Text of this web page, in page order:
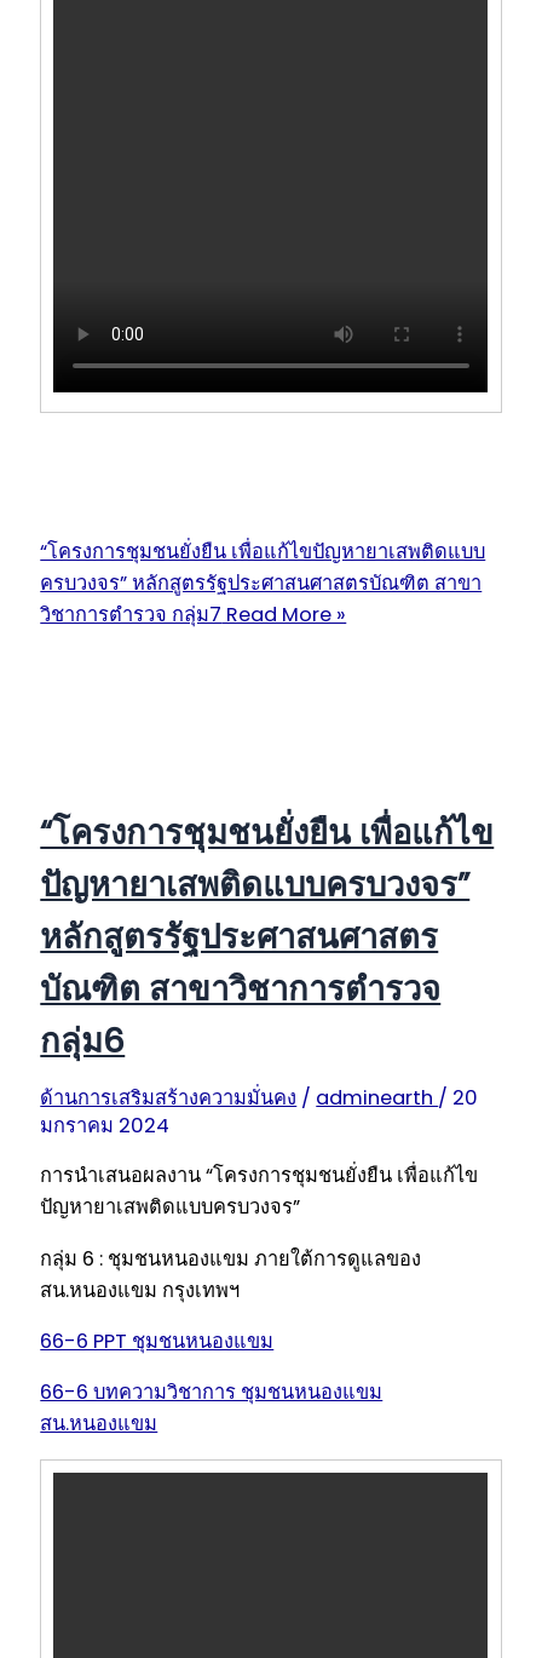
“โครงการชุมชนยั่งยืน เพื่อแก้ไขปัญหายาเสพติดแบบ
ครบวงจร” หลักสูตรรัฐประศาสนศาสตรบัณฑิต สาขา
วิชาการตำรวจ กลุ่ม7 Read More »
“โครงการชุมชนยั่งยืน เพื่อแก้ไข
ปัญหายาเสพติดแบบครบวงจร”
หลักสูตรรัฐประศาสนศาสตร
บัณฑิต สาขาวิชาการตำรวจ
กลุ่ม6
ด้านการเสริมสร้างความมั่นคง / adminearth / 20
มกราคม 2024
การนำเสนอผลงาน “โครงการชุมชนยั่งยืน เพื่อแก้ไข
ปัญหายาเสพติดแบบครบวงจร”
กลุ่ม 6 : ชุมชนหนองแขม ภายใต้การดูแลของ
สน.หนองแขม กรุงเทพฯ
66-6 PPT ชุมชนหนองแขม
66-6 บทความวิชาการ ชุมชนหนองแขม
สน.หนองแขม